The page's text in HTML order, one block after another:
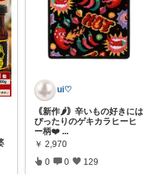
ui♡
｟新作🌶️｠辛いもの好きには
ぴったりのゲキカラヒーヒ
ー柄❤️‍ ...
￥ 2,970
0 0 129